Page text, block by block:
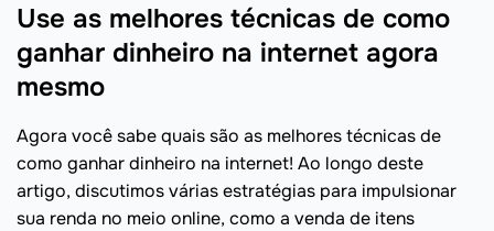
Use as melhores técnicas de como
ganhar dinheiro na internet agora
mesmo
Agora você sabe quais são as melhores técnicas de
como ganhar dinheiro na internet! Ao longo deste
artigo, discutimos várias estratégias para impulsionar
sua renda no meio online, como a venda de itens